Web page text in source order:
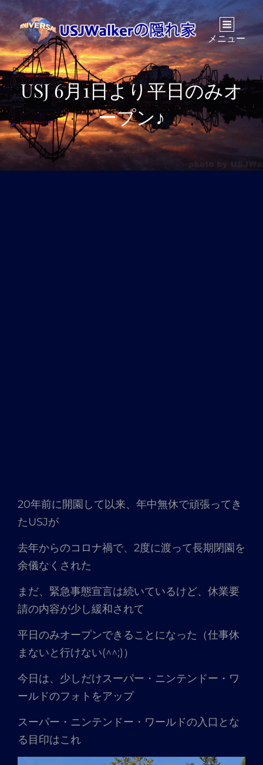
メニュー
USJ 6月1日より平日のみオ
ープン♪
20年前に開園して以来、年中無休で頑張ってき
たUSJが
去年からのコロナ禍で、2度に渡って長期閉園を
余儀なくされた
まだ、緊急事態宣言は続いているけど、休業要
請の内容が少し緩和されて
平日のみオープンできることになった（仕事休
まないと行けない(^^;)）
今日は、少しだけスーパー・ニンテンドー・ワ
ールドのフォトをアップ
スーパー・ニンテンドー・ワールドの入口とな
る目印はこれ